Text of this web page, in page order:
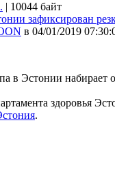
| 10044 байт
зафиксирован
в 04/01/2019
в Эстонии набирает
здоровья
.